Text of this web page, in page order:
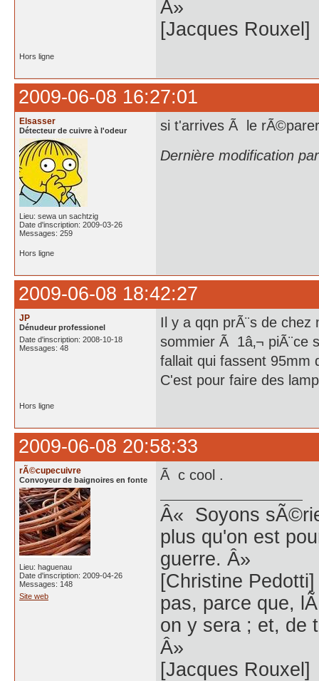
Â»
[Jacques Rouxel]
Hors ligne
2009-06-08 16:27:01
Elsasser
Détecteur de cuivre à l'odeur
Lieu: sewa un sachtzig
Date d'inscription: 2009-03-26
Messages: 259
si t'arrives Ã le
Dernière modification
Hors ligne
2009-06-08 18:42:27
JP
Dénudeur professionel
Date d'inscription: 2008-10-18
Messages: 48
Il y a qqn prÃ¨s de
sommier Ã 1â‚¬ piÃ¨ce
fallait qui fassent 95mm
C'est pour faire des
Hors ligne
2009-06-08 20:58:33
rÃ©cupecuivre
Convoyeur de baignoires en fonte
Lieu: haguenau
Date d'inscription: 2009-04-26
Messages: 148
Site web
Ã c cool .
Â« Soyons
plus qu'on est
guerre. Â»
[Christine
pas, parce que,
on y sera ; et, de
Â»
[Jacques Rouxel]